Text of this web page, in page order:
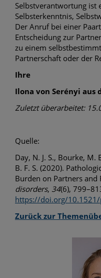
Selbstverantwortung ist
Selbsterkenntnis,
Der Anruf bei einer
Entscheidung zur
zu einem
Partnerschaft oder der
Ihre
Ilona von Serényi aus
Zuletzt überarbeitet:
Quelle:
Day, N. J. S., Bourke, M.
B. F. S. (2020).
Burden on Partners and
disorders, 34(6),
https://doi.org/10.1521/
Zurück zur